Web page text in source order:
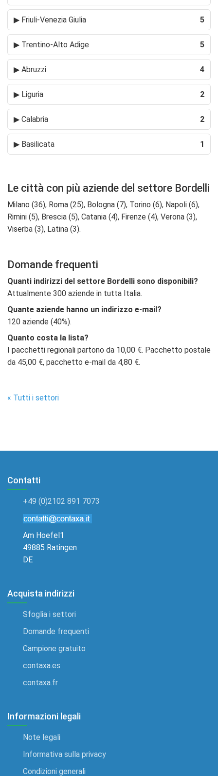
▶ Friuli-Venezia Giulia 5
▶ Trentino-Alto Adige 5
▶ Abruzzi 4
▶ Liguria 2
▶ Calabria 2
▶ Basilicata 1
Le città con più aziende del settore Bordelli
Milano (36), Roma (25), Bologna (7), Torino (6), Napoli (6),
Rimini (5), Brescia (5), Catania (4), Firenze (4), Verona (3),
Viserba (3), Latina (3).
Domande frequenti
Quanti indirizzi del settore Bordelli sono disponibili?
Attualmente 300 aziende in tutta Italia.
Quante aziende hanno un indirizzo e-mail?
120 aziende (40%).
Quanto costa la lista?
I pacchetti regionali partono da 10,00 €. Pacchetto postale
da 45,00 €, pacchetto e-mail da 4,80 €.
« Tutti i settori
Contatti
+49 (0)2102 891 7073
Am Hoefel1
49885 Ratingen
DE
Acquista indirizzi
Sfoglia i settori
Domande frequenti
Campione gratuito
contaxa.es
contaxa.fr
Informazioni legali
Note legali
Informativa sulla privacy
Condizioni generali